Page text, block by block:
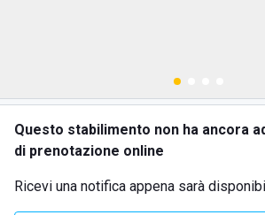
Questo stabilimento non ha ancora
di prenotazione online
Ricevi una notifica appena sarà